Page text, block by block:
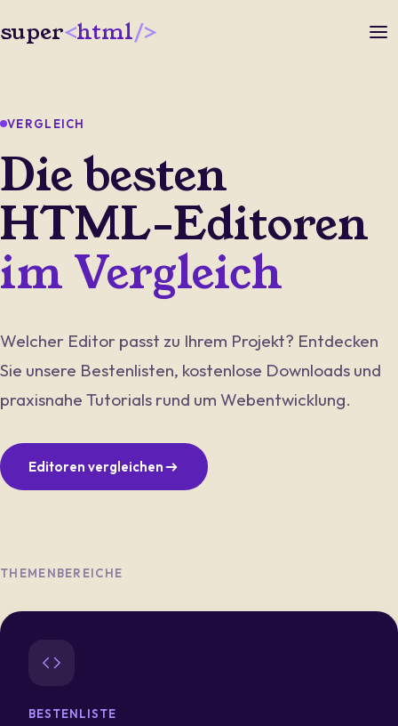
super html
VERGLEICH
Die besten
HTML-Editoren
im Vergleich
Welcher Editor passt zu Ihrem Projekt? Entdecken
Sie unsere Bestenlisten, kostenlose Downloads und
praxisnahe Tutorials rund um Webentwicklung.
Editoren vergleichen
THEMENBEREICHE
BESTENLISTE